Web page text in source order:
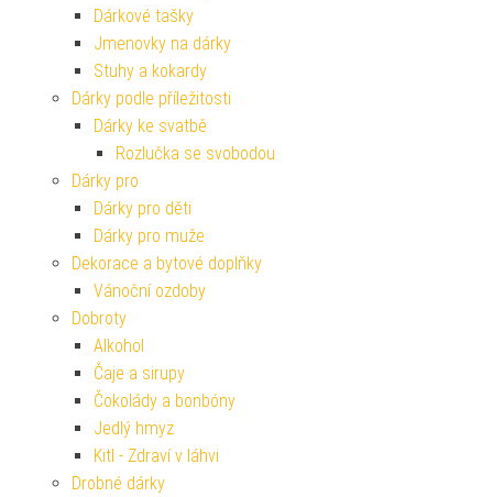
Dárkové tašky
Jmenovky na dárky
Stuhy a kokardy
Dárky podle příležitosti
Dárky ke svatbě
Rozlučka se svobodou
Dárky pro
Dárky pro děti
Dárky pro muže
Dekorace a bytové doplňky
Vánoční ozdoby
Dobroty
Alkohol
Čaje a sirupy
Čokolády a bonbóny
Jedlý hmyz
Kitl - Zdraví v láhvi
Drobné dárky